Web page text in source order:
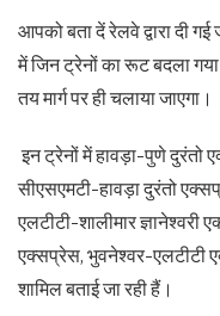
आपको बता दें रेलवे द्वारा दी
में जिन ट्रेनों का रूट बदला
तय मार्ग पर ही चलाया जाएगा।
इन ट्रेनों में हावड़ा-पुणे दुरंतो
सीएसएमटी-हावड़ा दुरंतो
एलटीटी-शालीमार ज्ञानेश्वरी
एक्सप्रेस, भुवनेश्वर-एलटीटी
शामिल बताई जा रही हैं।